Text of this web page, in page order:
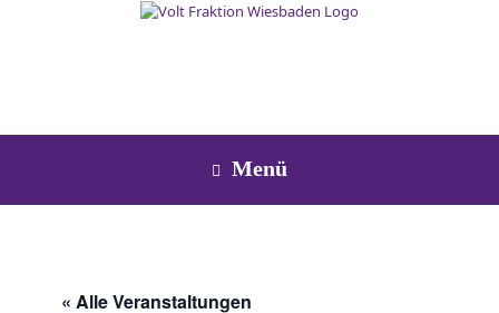
Menü
« Alle Veranstaltungen